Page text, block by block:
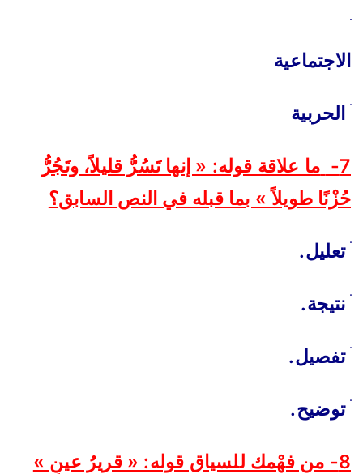
الاجتماعية
الحربية
7-
ما علاقة قوله: « إنها تَسُرُّ قليلاً، وتَجُرُّ
حُزْنًا طويلاً » بما قبله في النص السابق؟
ׄتعليل.
نتيجة.
ׄتفصيل.
ׄتوضيح.
8- من فهْمك للسياق قوله: « قريرُ عينٍ »